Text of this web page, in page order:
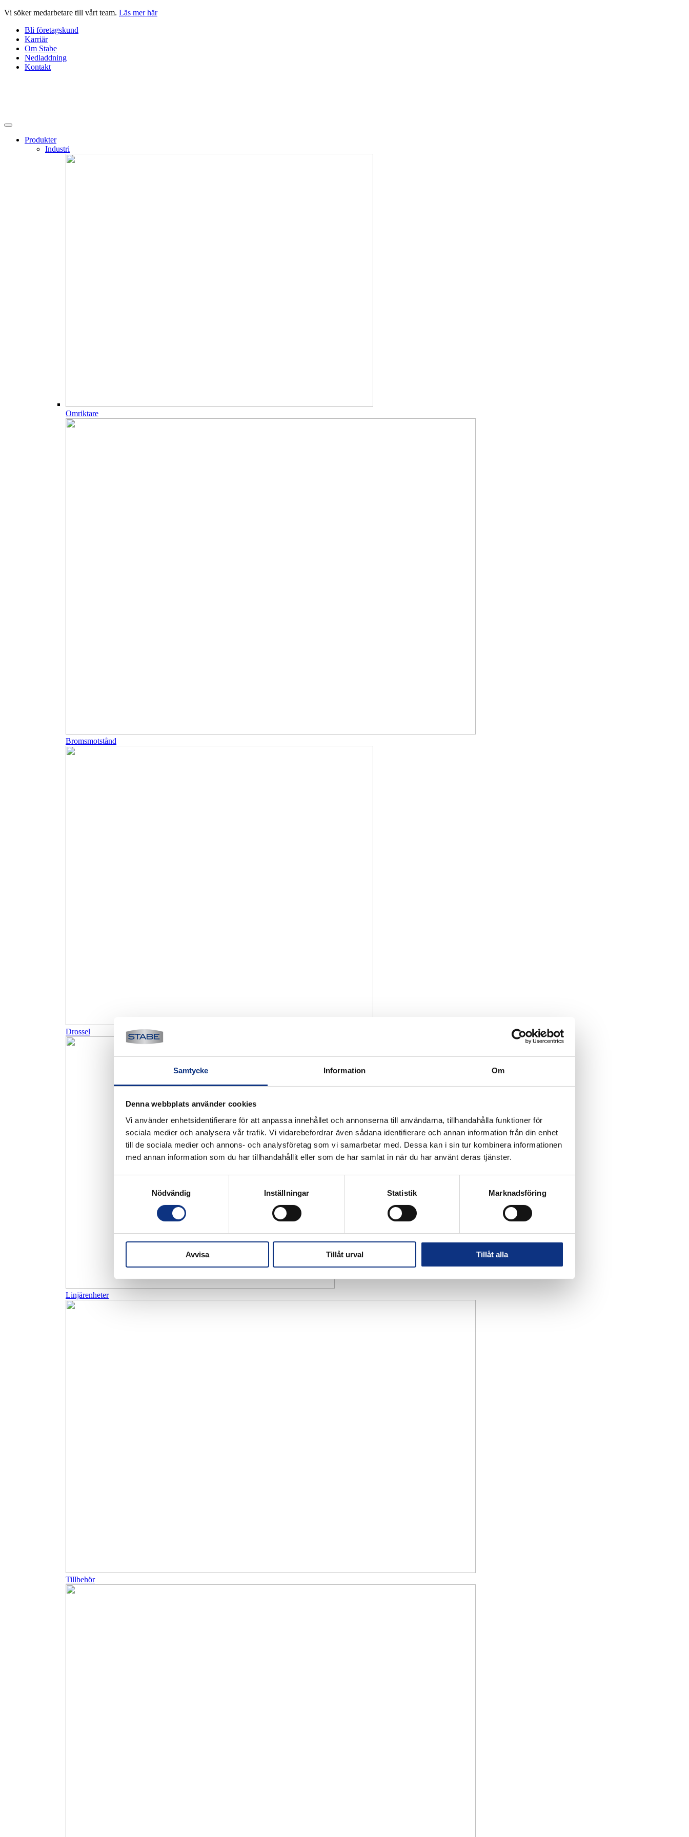
Samtycke Information Om
Denna webbplats använder cookies
Vi använder enhetsidentifierare för att anpassa innehållet och annonserna till användarna, tillhandahålla funktioner för
sociala medier och analysera vår trafik. Vi vidarebefordrar även sådana identifierare och annan information från din enhet
till de sociala medier och annons- och analysföretag som vi samarbetar med. Dessa kan i sin tur kombinera informationen
med annan information som du har tillhandahållit eller som de har samlat in när du har använt deras tjänster.
Nödvändig
Inställningar Statistik Marknadsföring
Avvisa Tillåt urval Tillåt alla
Hoppa
innehåll
Vi söker medarbetare till vårt team. Läs mer här
Bli företagskund
Karriär
Om Stabe
Nedladdning
Kontakt
Produkter
Industri
Omriktare
Bromsmotstånd
Drossel
Linjärenheter
Tillbehör